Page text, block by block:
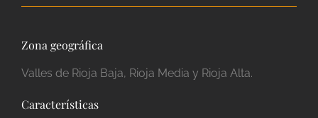
Zona geográfica
Valles de Rioja Baja, Rioja Media y Rioja Alta.
Características